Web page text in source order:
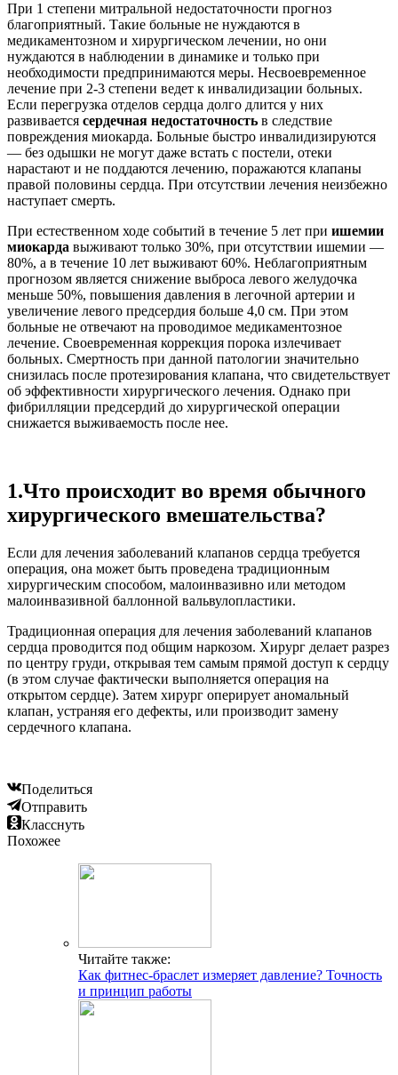
При 1 степени митральной недостаточности прогноз
благоприятный. Такие больные не нуждаются в
медикаментозном и хирургическом лечении, но они
нуждаются в наблюдении в динамике и только при
необходимости предпринимаются меры. Несвоевременное
лечение при 2-3 степени ведет к инвалидизации больных.
Если перегрузка отделов сердца долго длится у них
развивается сердечная недостаточность в следствие
повреждения миокарда. Больные быстро инвалидизируются
— без одышки не могут даже встать с постели, отеки
нарастают и не поддаются лечению, поражаются клапаны
правой половины сердца. При отсутствии лечения неизбежно
наступает смерть.
При естественном ходе событий в течение 5 лет при ишемии
миокарда выживают только 30%, при отсутствии ишемии —
80%, а в течение 10 лет выживают 60%. Неблагоприятным
прогнозом является снижение выброса левого желудочка
меньше 50%, повышения давления в легочной артерии и
увеличение левого предсердия больше 4,0 см. При этом
больные не отвечают на проводимое медикаментозное
лечение. Своевременная коррекция порока излечивает
больных. Смертность при данной патологии значительно
снизилась после протезирования клапана, что свидетельствует
об эффективности хирургического лечения. Однако при
фибрилляции предсердий до хирургической операции
снижается выживаемость после нее.
1.Что происходит во время обычного
хирургического вмешательства?
Если для лечения заболеваний клапанов сердца требуется
операция, она может быть проведена традиционным
хирургическим способом, малоинвазивно или методом
малоинвазивной баллонной вальвулопластики.
Традиционная операция для лечения заболеваний клапанов
сердца проводится под общим наркозом. Хирург делает разрез
по центру груди, открывая тем самым прямой доступ к сердцу
(в этом случае фактически выполняется операция на
открытом сердце). Затем хирург оперирует аномальный
клапан, устраняя его дефекты, или производит замену
сердечного клапана.
Поделиться
Отправить
Класснуть
Похожее
Читайте также:
Как фитнес-браслет измеряет давление? Точность
и принцип работы